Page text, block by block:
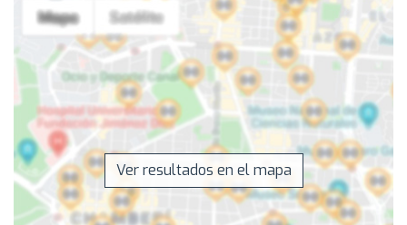
Ver resultados en el mapa